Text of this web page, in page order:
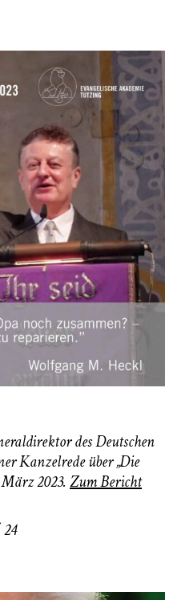
des Deutschen
Kanzelrede über „Die
2023. Zum Bericht